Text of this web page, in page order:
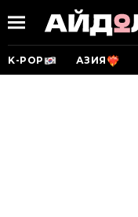
K-POP АЗИЯ